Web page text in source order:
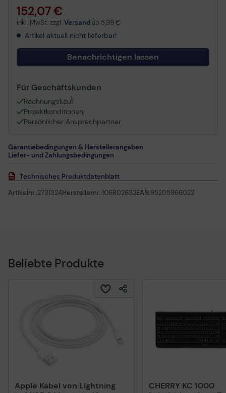
152,07 €
inkl. MwSt. zzgl. Versand ab 5,99 €
Artikel aktuell nicht lieferbar!
Benachrichtigen lassen
Für Geschäftskunden
Rechnungskauf
1
Projektkonditionen
Persönlicher Ansprechpartner
Garantiebedingungen & Herstellerangaben
Liefer- und Zahlungsbedingungen
Technisches Produktdatenblatt
Artikelnr.:2731324Herstellernr.:106R02632EAN:95205966022
Beliebte Produkte
Apple Kabel von Lightning
CHERRY KC 1000